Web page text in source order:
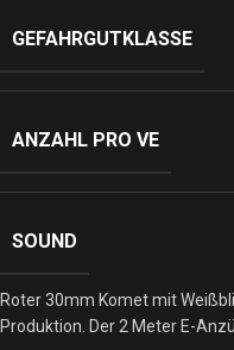
GEFAHRGUTKLASSE
ANZAHL PRO VE
SOUND
Roter 30mm Komet mit
Produktion. Der 2 Meter E-